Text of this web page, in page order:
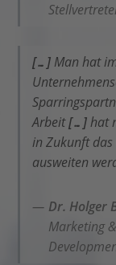
[…] Man hat
Arbeit[…]hat
in Zukunft das
ausweiten
Dr. Holger
Marketing